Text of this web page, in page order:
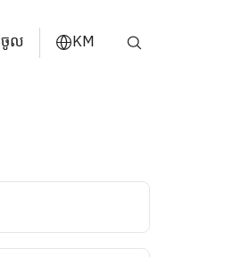
ចូល
KM
中文
日本